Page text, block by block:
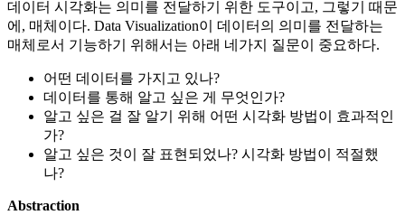
데이터 시각화는 의미를 전달하기 위한 도구이고, 그렇기 때문
에, 매체이다. Data Visualization이 데이터의 의미를 전달하는
매체로서 기능하기 위해서는 아래 네가지 질문이 중요하다.
어떤 데이터를 가지고 있나?
데이터를 통해 알고 싶은 게 무엇인가?
알고 싶은 걸 잘 알기 위해 어떤 시각화 방법이 효과적인
가?
알고 싶은 것이 잘 표현되었나? 시각화 방법이 적절했
나?
Abstraction